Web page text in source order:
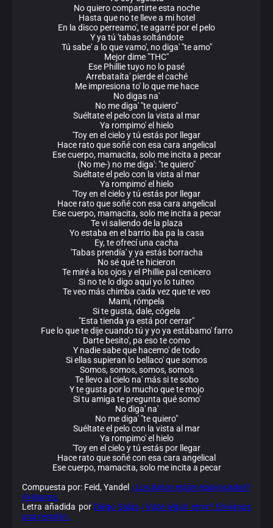
No quiero compartirte esta noche
Hasta que no te lleve a mi hotel
En la disco perreamo', te agarré por el pelo
Y ya tú 'tabas soltándote
Tú sabe' a lo que vamo', no diga' "te amo"
Mejor dime "THC"
Ese Phillie tuyo no lo pasé
Arrebataíta' pierde el caché
Me impresiona to' lo que me hace
No digas na'
No me diga' "te quiero"
Suéltate el pelo con la vista al mar
Ya rompimo' el hielo
'Toy en el cielo y tú estás por llegar
Hace rato que soñé con esa cara angelical
Ese cuerpo, mamacita, solo me incita a pecar
(No me-) no me diga': "te quiero"
Suéltate el pelo con la vista al mar
Ya rompimo' el hielo
'Toy en el cielo y tú estás por llegar
Hace rato que soñé con esa cara angelical
Ese cuerpo, mamacita, solo me incita a pecar
Te vi saliendo de la plaza
Yo estaba en el barrio iba pa la casa
Ey, te ofrecí una cacha
'Tabas prendía' y ya estás borracha
No sé qué te hicieron
Te miré a los ojos y el Phillie pal cenicero
Si no te lo digo aquí yo lo tuiteo
Te veo más chimba cada vez que te veo
Mami, rómpela
Si te gusta, dale, cógela
"Esta tienda ya está por cerrar"
Fue lo que te dije cuando tú y yo ya estábamo' farro
Darte besito', pa eso te como
Y nadie sabe que hacemo' de todo
Si ellas supieran lo bellaco' que somos
Somos, somos, somos, somos
Te llevo al cielo na' más si te sobo
Y te gusta por lo mucho que te mojo
Si tu amiga te pregunta qué somo'
No diga' na'
No me diga' "te quiero"
Suéltate el pelo con la vista al mar
Ya rompimo' el hielo
'Toy en el cielo y tú estás por llegar
Hace rato que soñé con esa cara angelical
Ese cuerpo, mamacita, solo me incita a pecar
Compuesta por: Feid, Yandel ¿Los datos están equivocados?
Avísanos.
Letra añadida por Diego Salas ¿Viste algún error? Envíanos
una revisión.